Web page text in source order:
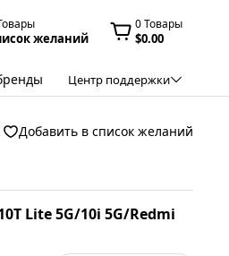
желаний
0 Товары
$0.00
Центр поддержки
Добавить в список желаний
Lite 5G/10i 5G/Redmi